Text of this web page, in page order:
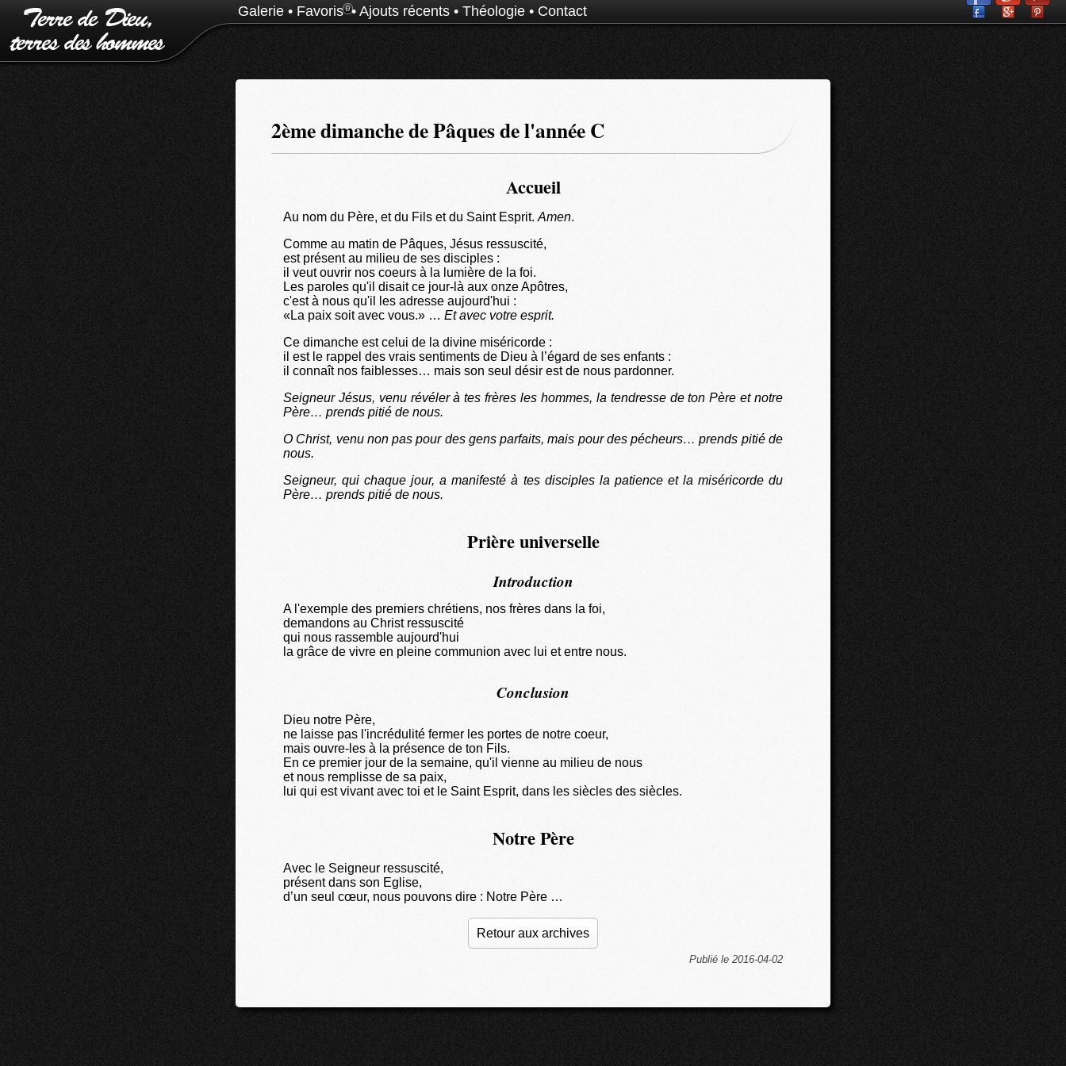
Galerie • Favoris0• Ajouts récents • Théologie • Contact
2ème dimanche de Pâques de l'année C
Accueil
Au nom du Père, et du Fils et du Saint Esprit. Amen.
Comme au matin de Pâques, Jésus ressuscité,
est présent au milieu de ses disciples :
il veut ouvrir nos coeurs à la lumière de la foi.
Les paroles qu'il disait ce jour-là aux onze Apôtres,
c'est à nous qu'il les adresse aujourd'hui :
«La paix soit avec vous.» … Et avec votre esprit.
Ce dimanche est celui de la divine miséricorde :
il est le rappel des vrais sentiments de Dieu à l’égard de ses enfants :
il connaît nos faiblesses… mais son seul désir est de nous pardonner.
Seigneur Jésus, venu révéler à tes frères les hommes, la tendresse de ton Père et notre
Père… prends pitié de nous.
O Christ, venu non pas pour des gens parfaits, mais pour des pécheurs… prends pitié de
nous.
Seigneur, qui chaque jour, a manifesté à tes disciples la patience et la miséricorde du
Père… prends pitié de nous.
Prière universelle
Introduction
A l'exemple des premiers chrétiens, nos frères dans la foi,
demandons au Christ ressuscité
qui nous rassemble aujourd'hui
la grâce de vivre en pleine communion avec lui et entre nous.
Conclusion
Dieu notre Père,
ne laisse pas l'incrédulité fermer les portes de notre coeur,
mais ouvre-les à la présence de ton Fils.
En ce premier jour de la semaine, qu'il vienne au milieu de nous
et nous remplisse de sa paix,
lui qui est vivant avec toi et le Saint Esprit, dans les siècles des siècles.
Notre Père
Avec le Seigneur ressuscité,
présent dans son Eglise,
d’un seul cœur, nous pouvons dire : Notre Père …
Retour aux archives
Publié le 2016-04-02